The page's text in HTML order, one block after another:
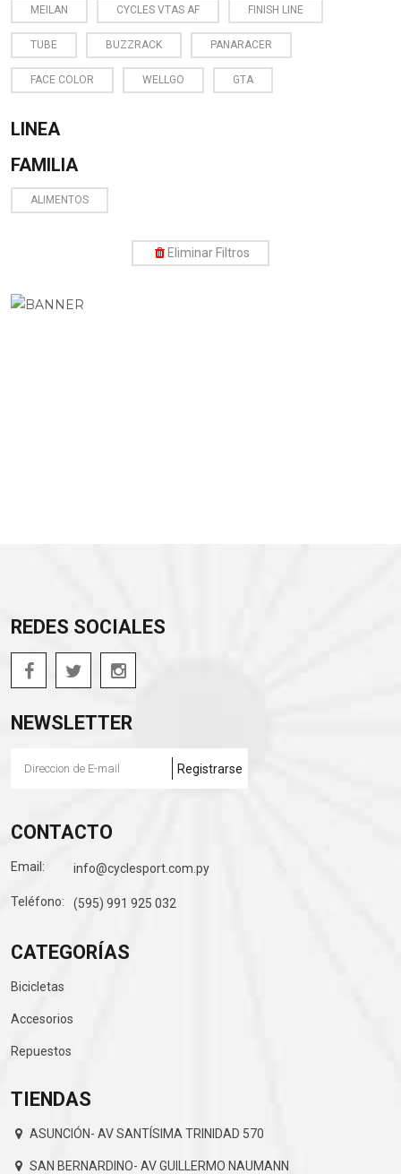
MEILAN CYCLES VTAS AF FINISH LINE
TUBE BUZZRACK PANARACER
FACE COLOR WELLGO GTA
LINEA
FAMILIA
ALIMENTOS
Eliminar Filtros
REDES SOCIALES
NEWSLETTER
CONTACTO
Email: info@cyclesport.com.py
Teléfono: (595) 991 925 032
CATEGORÍAS
Bicicletas
Accesorios
Repuestos
TIENDAS
ASUNCIÓN- AV SANTÍSIMA TRINIDAD 570
SAN BERNARDINO- AV GUILLERMO NAUMANN